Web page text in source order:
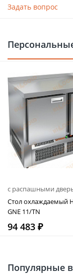
Задать вопрос
с распашными
Стол охлаждаемый
GNE 11/TN
94 483 ₽
Популярные